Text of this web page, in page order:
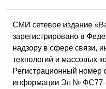
СМИ сетевое издание
зарегистрировано в
надзору в сфере связи,
технологий и массовых
Регистрационный номер
информации Эл № ФС77-